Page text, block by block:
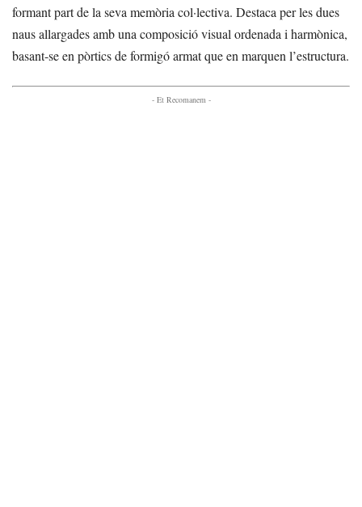
formant part de la seva memòria col·lectiva. Destaca per les dues
naus allargades amb una composició visual ordenada i harmònica,
basant-se en pòrtics de formigó armat que en marquen l’estructura.
- Et Recomanem -